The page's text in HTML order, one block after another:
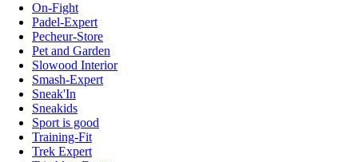
On-Fight
Padel-Expert
Pecheur-Store
Pet and Garden
Slowood Interior
Smash-Expert
Sneak'In
Sneakids
Sport is good
Training-Fit
Trek Expert